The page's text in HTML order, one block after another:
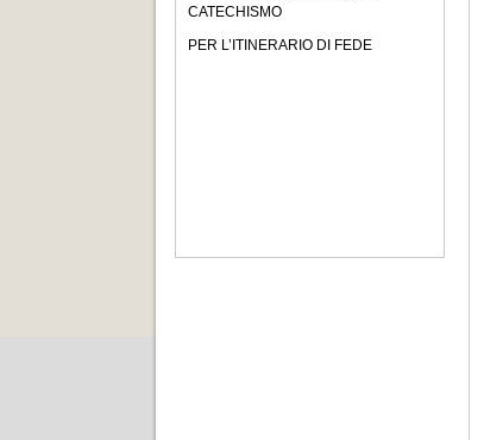
CATECHISMO
PER L’ITINERARIO DI FEDE